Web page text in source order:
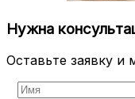
Нужна
Оставьте заявку